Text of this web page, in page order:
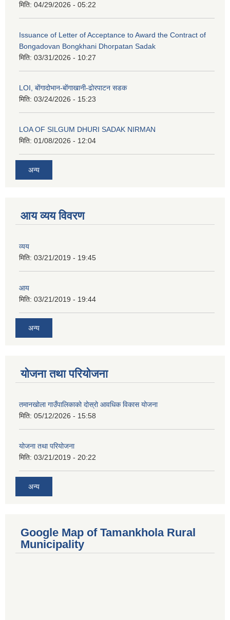
मिति: 04/29/2026 - 05:22
Issuance of Letter of Acceptance to Award the Contract of
Bongadovan Bongkhani Dhorpatan Sadak
मिति: 03/31/2026 - 10:27
LOI, बोंगादोभान-बोंगाखानी-ढोरपाटन सडक
मिति: 03/24/2026 - 15:23
LOA OF SILGUM DHURI SADAK NIRMAN
मिति: 01/08/2026 - 12:04
अन्य
आय व्यय विवरण
व्यय
मिति: 03/21/2019 - 19:45
आय
मिति: 03/21/2019 - 19:44
अन्य
योजना तथा परियोजना
तमानखोला गाउँपालिकाको दोस्रो आवधिक विकास योजना
मिति: 05/12/2026 - 15:58
योजना तथा परियोजना
मिति: 03/21/2019 - 20:22
अन्य
Google Map of Tamankhola Rural
Municipality